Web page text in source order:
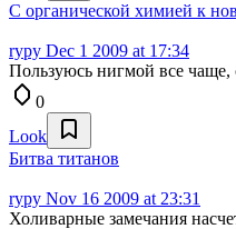
С органической химией к
rypy Dec 1 2009 at 17:34
Пользуюсь нигмой все чаще,
0
Look
Битва титанов
rypy Nov 16 2009 at 23:31
Холиварные замечания